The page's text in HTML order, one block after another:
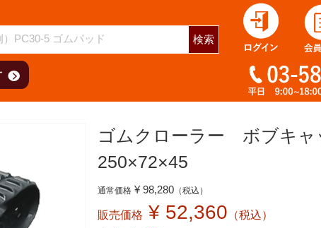
検索
ゴムクローラー ボブキ
250×72×45
通常価格 ¥ 98,280（税込）
販売価格 ¥ 52,360 （税込）